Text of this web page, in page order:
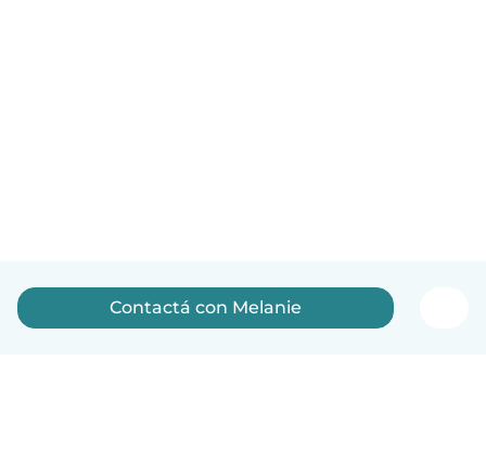
Contactá con Melanie